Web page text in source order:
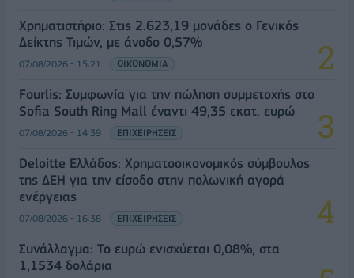
Χρηματιστήριο: Στις 2.623,19 μονάδες ο Γενικός
Δείκτης Τιμών, με άνοδο 0,57%
07/08/2026 - 15:21 ΟΙΚΟΝΟΜΙΑ
Fourlis: Συμφωνία για την πώληση συμμετοχής στο
Sofia South Ring Mall έναντι 49,35 εκατ. ευρώ
07/08/2026 - 14:39 ΕΠΙΧΕΙΡΗΣΕΙΣ
Deloitte Ελλάδος: Χρηματοοικονομικός σύμβουλος
της ΔΕΗ για την είσοδο στην πολωνική αγορά
ενέργειας
07/08/2026 - 16:38 ΕΠΙΧΕΙΡΗΣΕΙΣ
Συνάλλαγμα: Το ευρώ ενισχύεται 0,08%, στα
1,1534 δολάρια